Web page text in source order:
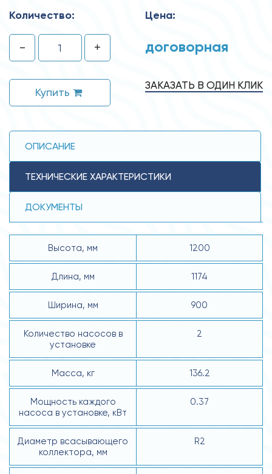
Количество:
- +
Купить
Цена:
договорная
ЗАКАЗАТЬ В ОДИН КЛИК
ОПИСАНИЕ
ТЕХНИЧЕСКИЕ ХАРАКТЕРИСТИКИ
ДОКУМЕНТЫ
Высота, мм 1200
Длина, мм 1174
Ширина, мм 900
Количество насосов в
установке
2
Масса, кг 136.2
Мощность каждого
насоса в установке, кВт
0.37
Диаметр всасывающего
коллектора, мм
R2